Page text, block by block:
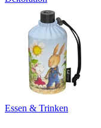
Essen & Trinken